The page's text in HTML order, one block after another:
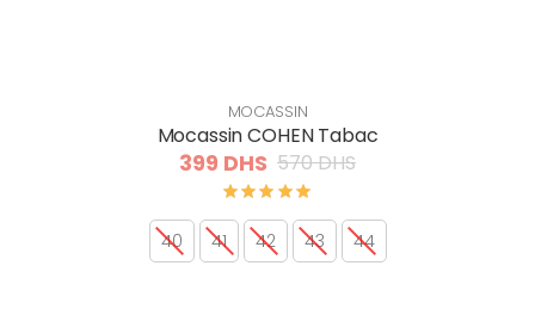
MOCASSIN
Mocassin COHEN Tabac
399 DHS 570 DHS
40 41 42 43 44